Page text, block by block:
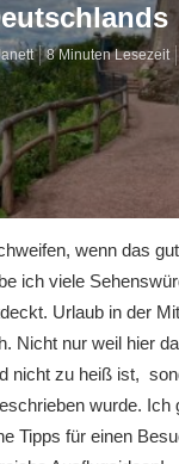
8 Minuten Lesezeit
wenn das
ich viele
Urlaub in der
Nicht nur weil hier
nicht zu heiß ist,
wurde. Ich
Tipps für einen